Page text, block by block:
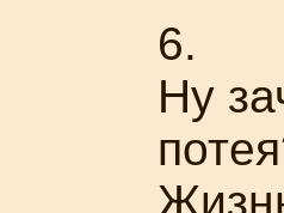
6.
Ну